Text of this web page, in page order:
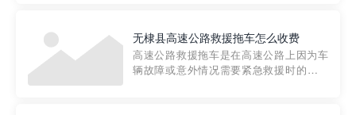
细解析一下市区事故救援拖车的收费标
准，以及在选用拖车服务时应注...
无棣县高速公路救援拖车怎么收费
高速公路救援拖车是在高速公路上因为车
辆故障或意外情况需要紧急救援时的必备